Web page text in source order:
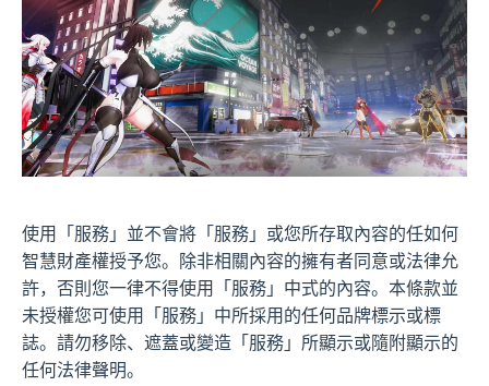
使用「服務」並不會將「服務」或您所存取內容的任如何
智慧財產權授予您。除非相關內容的擁有者同意或法律允
許，否則您一律不得使用「服務」中式的內容。本條款並
未授權您可使用「服務」中所採用的任何品牌標示或標
誌。請勿移除、遮蓋或變造「服務」所顯示或隨附顯示的
任何法律聲明。